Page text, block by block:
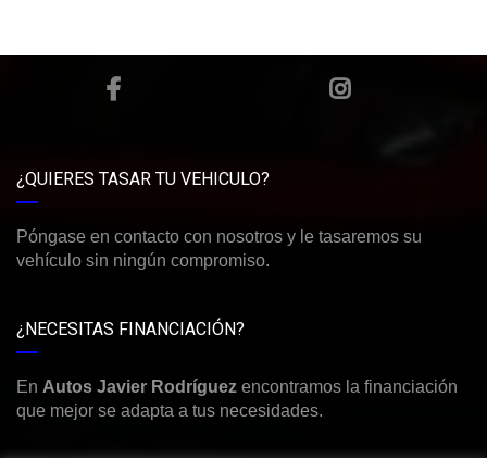
¿QUIERES TASAR TU VEHICULO?
Póngase en contacto con nosotros y le tasaremos su
vehículo sin ningún compromiso.
¿NECESITAS FINANCIACIÓN?
En Autos Javier Rodríguez encontramos la financiación
que mejor se adapta a tus necesidades.